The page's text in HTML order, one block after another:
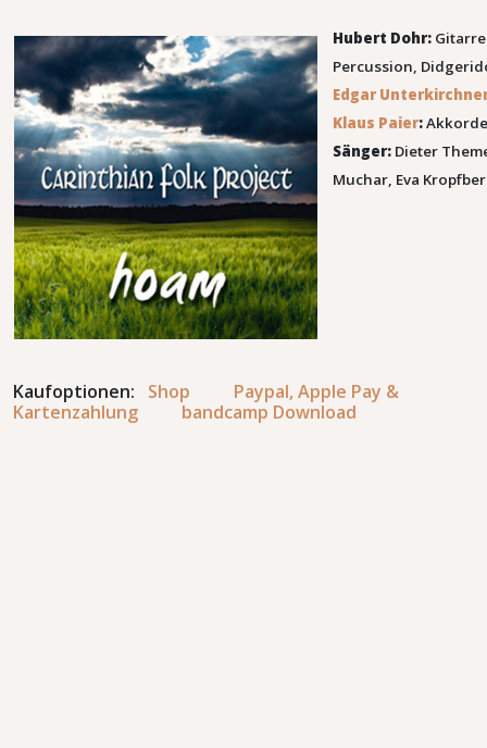
Hubert Dohr:
Percussion,
Edgar
Klaus Paier:
Sänger: Dieter
Muchar, Eva
Kaufoptionen: Shop
Paypal, Apple Pay &
Kartenzahlung bandcamp Download